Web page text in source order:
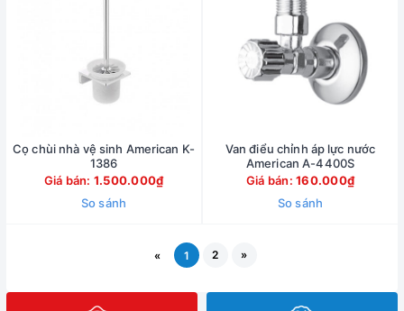
Cọ chùi nhà vệ sinh American K-
1386
Giá bán: 1.500.000₫
So sánh
Van điểu chỉnh áp lực nước
American A-4400S
Giá bán:160.000₫
So sánh
« 1 2 »